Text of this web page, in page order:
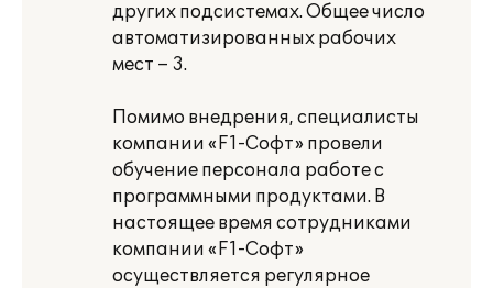
других подсистемах. Общее число
автоматизированных рабочих
мест – 3.
Помимо внедрения, специалисты
компании «F1-Софт» провели
обучение персонала работе с
программными продуктами. В
настоящее время сотрудниками
компании «F1-Cофт»
осуществляется регулярное